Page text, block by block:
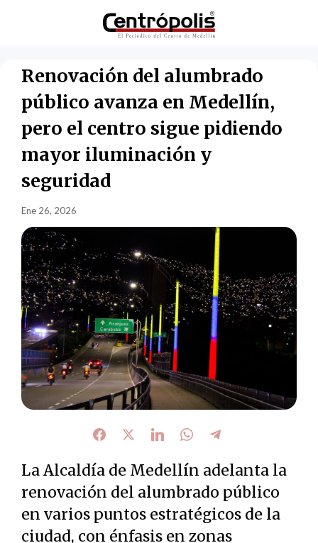
Renovación del alumbrado
público avanza en Medellín,
pero el centro sigue pidiendo
mayor iluminación y
seguridad
Ene 26, 2026
La Alcaldía de Medellín adelanta la
renovación del alumbrado público
en varios puntos estratégicos de la
ciudad, con énfasis en zonas